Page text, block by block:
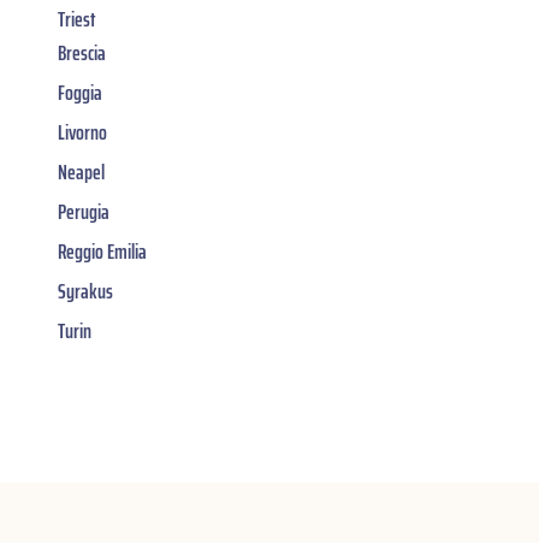
Triest
Brescia
Foggia
Livorno
Neapel
Perugia
Reggio Emilia
Syrakus
Turin